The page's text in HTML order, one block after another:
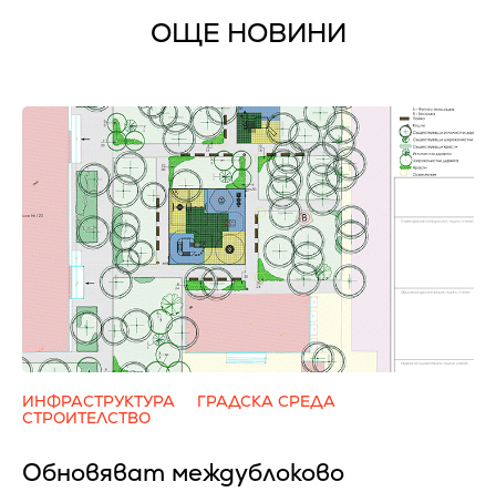
ОЩЕ НОВИНИ
ИНФРАСТРУКТУРА
ГРАДСКА СРЕДА
СТРОИТЕЛСТВО
Обновяват междублоково